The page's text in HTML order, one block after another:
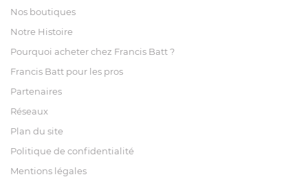
Nos boutiques
Notre Histoire
Pourquoi acheter chez Francis Batt ?
Francis Batt pour les pros
Partenaires
Réseaux
Plan du site
Politique de confidentialité
Mentions légales